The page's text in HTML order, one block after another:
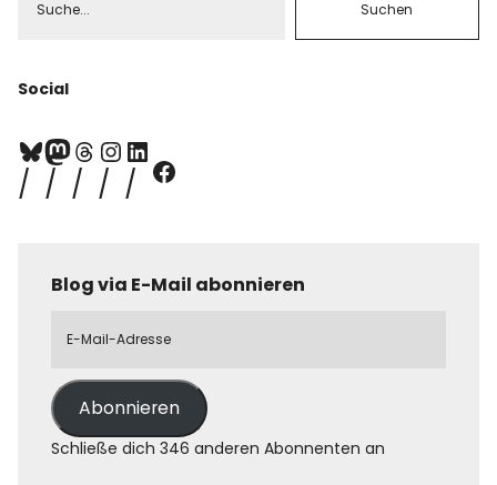
Social
Blog via E-Mail abonnieren
Abonnieren
Schließe dich 346 anderen Abonnenten an